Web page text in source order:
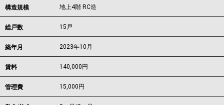
構造規模 地上4階 RC造
総戸数 15戸
築年月 2023年10月
賃料 140,000 円
管理費 15,000円